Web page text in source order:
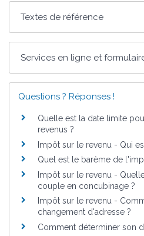
Textes de référence
Services en ligne et
Questions ? Réponses !
Quelle est la date limite
revenus ?
Impôt sur le revenu - Qui
Quel est le barème de
Impôt sur le revenu -
couple en concubinage ?
Impôt sur le revenu -
changement d'adresse ?
Comment déterminer son